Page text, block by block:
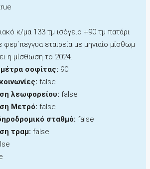
κ/μα 133 τμ ισόγειο +90 τμ πατάρι
εταιρεία με μηνιαίο μίσθωμ
η μίσθωση το 2024.
σοφίτας: 90
false
λεωφορείου: false
Μετρό: false
σταθμό: false
τραμ: false